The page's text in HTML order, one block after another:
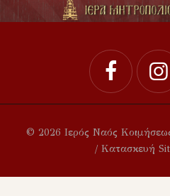
© 2026 Ιερός Ναός
/ Κατασκευή